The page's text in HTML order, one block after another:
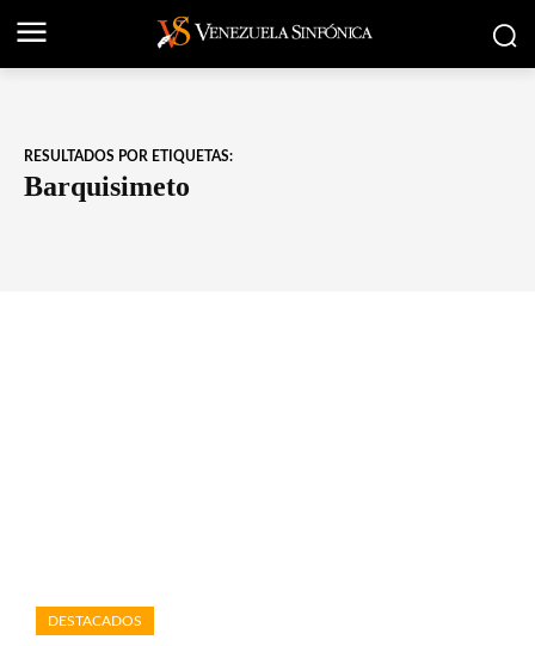
RESULTADOS POR ETIQUETAS:
Barquisimeto
DESTACADOS